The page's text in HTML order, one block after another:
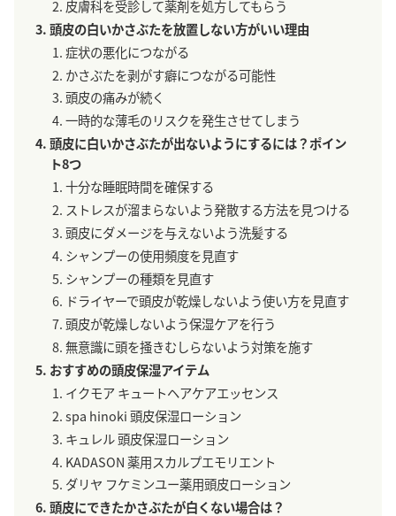
皮膚科を受診して薬剤を処方してもらう
頭皮の白いかさぶたを放置しない方がいい理由
症状の悪化につながる
かさぶたを剥がす癖につながる可能性
頭皮の痛みが続く
一時的な薄毛のリスクを発生させてしまう
頭皮に白いかさぶたが出ないようにするには？ポイン
ト8つ
十分な睡眠時間を確保する
ストレスが溜まらないよう発散する方法を見つける
頭皮にダメージを与えないよう洗髪する
シャンプーの使用頻度を見直す
シャンプーの種類を見直す
ドライヤーで頭皮が乾燥しないよう使い方を見直す
頭皮が乾燥しないよう保湿ケアを行う
無意識に頭を掻きむしらないよう対策を施す
おすすめの頭皮保湿アイテム
イクモア キュートヘアケアエッセンス
spa hinoki 頭皮保湿ローション
キュレル 頭皮保湿ローション
KADASON 薬用スカルプエモリエント
ダリヤ フケミンユー薬用頭皮ローション
頭皮にできたかさぶたが白くない場合は？